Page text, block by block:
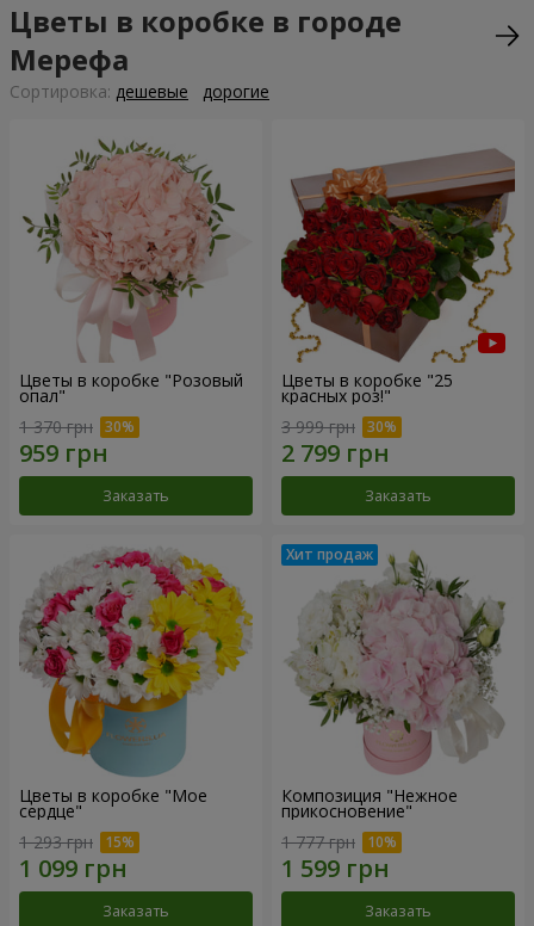
Цветы в коробке в городе
Мерефа
Cортировка: дешевые дорогие
Цветы в коробке "Розовый
опал"
1 370 грн
Заказать
Цветы в коробке "25
красных роз!"
3 999 грн
Заказать
Цветы в коробке "Мое
сердце"
1 293 грн
Заказать
Композиция "Нежное
прикосновение"
1 777 грн
Заказать